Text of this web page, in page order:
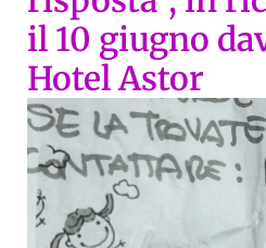
il 10 giugno
Hotel Astor